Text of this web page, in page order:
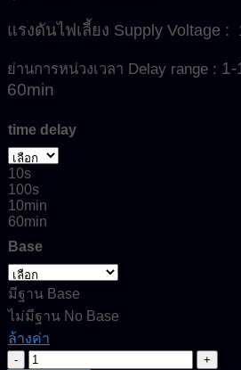
แรงดันไฟเลี้ยง Supply Voltage :
ย่านการหน่วงเวลา Delay range :
60min
time delay
10s
100s
10min
60min
Base
มีฐาน Base
ไม่มีฐาน No Base
ล้างค่า
จำนวน